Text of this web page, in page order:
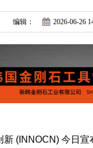
编辑： 2026-06-26
新 (INNOCN) 今日